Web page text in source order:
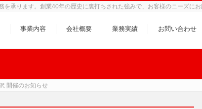
承ります。創業40年の歴史に裏打ちされた強みで、お客様のニーズにお
事業内容 会社概要 業務実績 お問い合わせ
開催のお知らせ